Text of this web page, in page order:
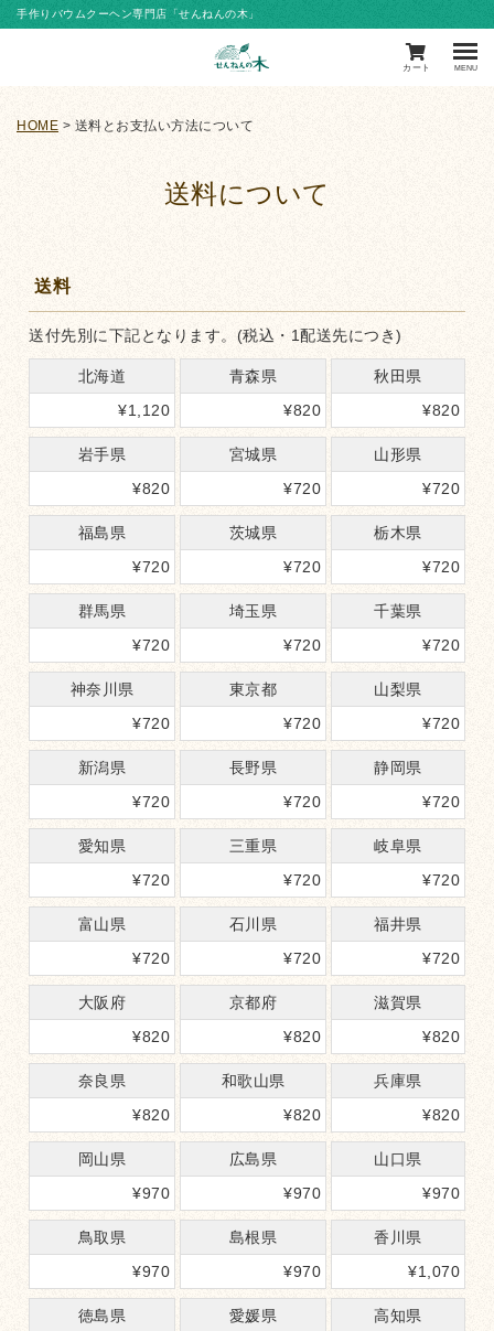
手作りバウムクーヘン専門店「せんねんの木」
カート MENU
HOME 送料とお支払い方法について
送料について
送料
送付先別に下記となります。(税込・1配送先につき)
北海道
¥1,120
青森県
¥820
秋田県
¥820
岩手県
¥820
宮城県
¥720
山形県
¥720
福島県
¥720
茨城県
¥720
栃木県
¥720
群馬県
¥720
埼玉県
¥720
千葉県
¥720
神奈川県
¥720
東京都
¥720
山梨県
¥720
新潟県
¥720
長野県
¥720
静岡県
¥720
愛知県
¥720
三重県
¥720
岐阜県
¥720
富山県
¥720
石川県
¥720
福井県
¥720
大阪府
¥820
京都府
¥820
滋賀県
¥820
奈良県
¥820
和歌山県
¥820
兵庫県
¥820
岡山県
¥970
広島県
¥970
山口県
¥970
鳥取県
¥970
島根県
¥970
香川県
¥1,070
徳島県
愛媛県
高知県